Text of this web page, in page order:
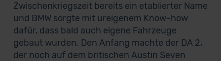
Zwischenkriegszeit bereits ein etablierter Name
und BMW sorgte mit ureigenem Know-how
dafür, dass bald auch eigene Fahrzeuge
gebaut wurden. Den Anfang machte der DA 2,
der noch auf dem britischen Austin Seven